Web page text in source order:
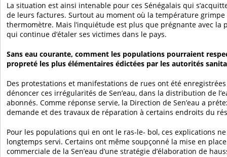
La situation est ainsi intenable pour ces Sénégalais qui
de leurs factures. Surtout au moment où la température
thermomètre. Mais l’inquiétude est plus que prégnante avec la
qui continue d’étaler ses victimes dans le pays.
Sans eau courante, comment les populations pourraient
propreté les plus élémentaires édictées par les autorités
Des protestations et manifestations de rues ont été
dénoncer ces irrégularités de Sen’eau, dans la distribution de
abonnés. Comme réponse servie, la Direction de Sen’eau a
demande et des travaux de réparation à certains endroits du
Pour les populations qui en ont le ras-le- bol, ces explications
longtemps servi. Certains ont même soupçonné la mise en
commerciale de la Sen’eau d’une stratégie d’élaboration de